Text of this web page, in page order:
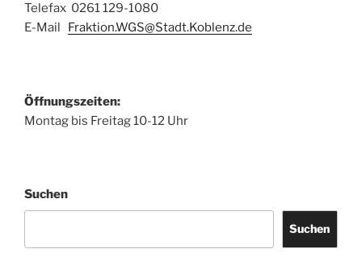
Telefax 0261 129-1080
E-Mail Fraktion.WGS@Stadt.Koblenz.de
Öffnungszeiten:
Montag bis Freitag 10-12 Uhr
Suchen
Suchen